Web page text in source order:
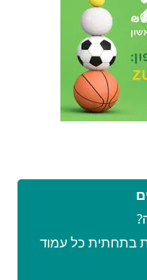
בתחתית כל עמוד